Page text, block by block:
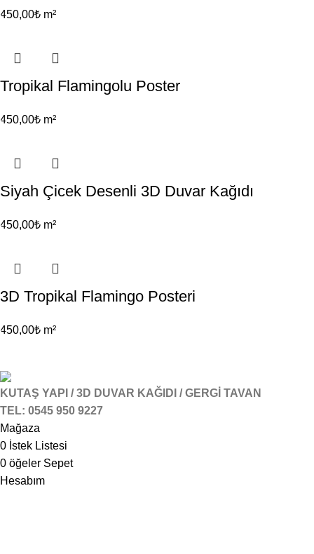
450,00₺ m²
Tropikal Flamingolu Poster
450,00₺ m²
Siyah Çicek Desenli 3D Duvar Kağıdı
450,00₺ m²
3D Tropikal Flamingo Posteri
450,00₺ m²
KUTAŞ YAPI / 3D DUVAR KAĞIDI / GERGİ TAVAN
TEL: 0545 950 9227
Mağaza
0 İstek Listesi
0 öğeler Sepet
Hesabım